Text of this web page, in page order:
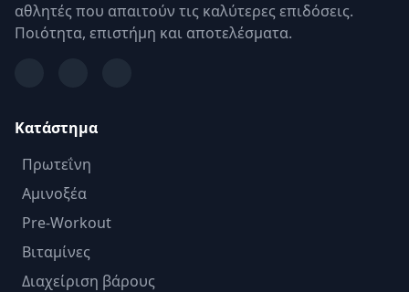
αθλητές που απαιτούν τις καλύτερες επιδόσεις.
Ποιότητα, επιστήμη και αποτελέσματα.
Κατάστημα
Πρωτεΐνη
Αμινοξέα
Pre-Workout
Βιταμίνες
Διαχείριση βάρους